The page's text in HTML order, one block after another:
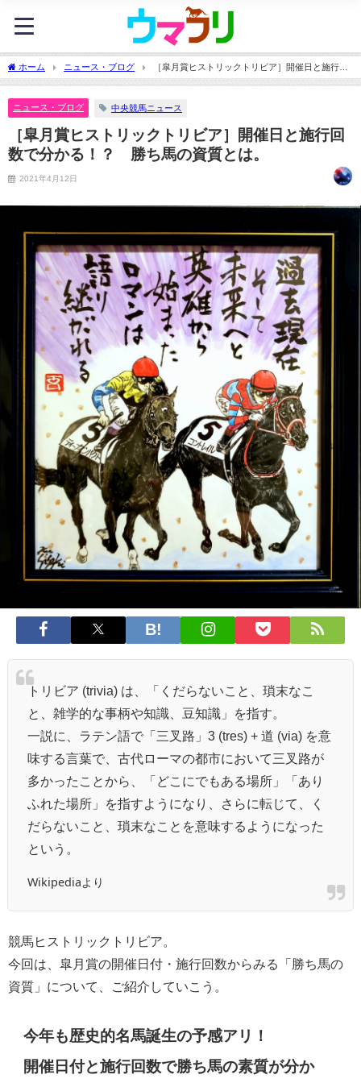
ホーム ニュース・ブログ
［皐月賞ヒストリックトリビア］開催日と施行回
数で分かる！？ 勝ち馬の資質とは。
ニュース・ブログ 中央競馬ニュース
［皐月賞ヒストリックトリビア］開催日と施行回
数で分かる！？ 勝ち馬の資質とは。
2021年4月12日
トリビア (trivia) は、「くだらないこと、瑣末なこ
と、雑学的な事柄や知識、豆知識」を指す。
一説に、ラテン語で「三叉路」3 (tres) + 道 (via) を意
味する言葉で、古代ローマの都市において三叉路が
多かったことから、「どこにでもある場所」「あり
ふれた場所」を指すようになり、さらに転じて、く
だらないこと、瑣末なことを意味するようになった
という。
Wikipediaより
競馬ヒストリックトリビア。
今回は、皐月賞の開催日付・施行回数からみる「勝ち馬の
資質」について、ご紹介していこう。
今年も歴史的名馬誕生の予感アリ！
開催日付と施行回数で勝ち馬の素質が分か